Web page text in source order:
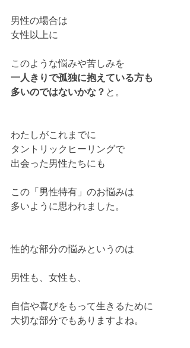
男性の場合は
女性以上に
このような悩みや苦しみを
一人きりで孤独に抱えている方も
多いのではないかな？ と。
わたしがこれまでに
タントリックヒーリングで
出会った男性たちにも
この「男性特有」のお悩みは
多いように思われました。
性的な部分の悩みというのは
男性も、女性も、
自信や喜びをもって生きるために
大切な部分でもありますよね。